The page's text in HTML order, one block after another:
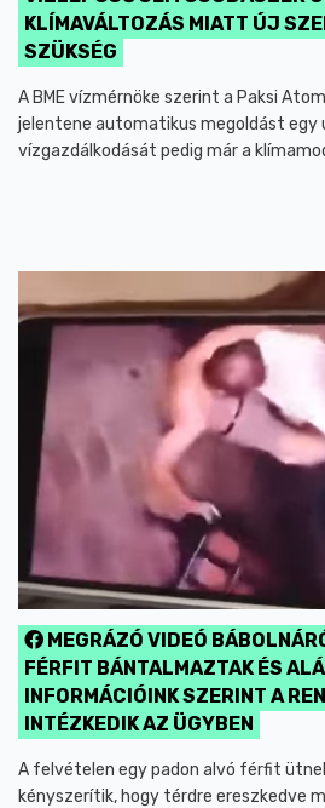
KLÍMAVÁLTOZÁS MIATT ÚJ
SZÜKSÉG
A BME vízmérnöke szerint a Paksi
jelentene automatikus megoldást egy
vízgazdálkodását pedig már a
MEGRÁZÓ VIDEÓ
FÉRFIT BÁNTALMAZTAK ÉS
INFORMÁCIÓINK SZERINT A
INTÉZKEDIK AZ ÜGYBEN
A felvételen egy padon alvó férfit
kényszerítik, hogy térdre ereszkedve